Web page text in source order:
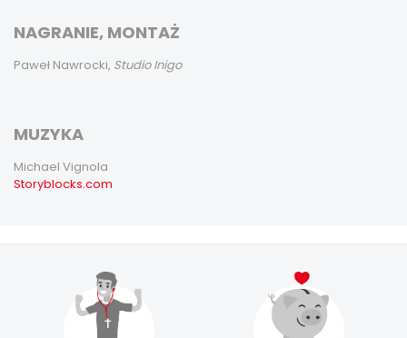
NAGRANIE, MONTAŻ
Paweł Nawrocki, Studio Inigo
MUZYKA
Michael Vignola
Storyblocks.com